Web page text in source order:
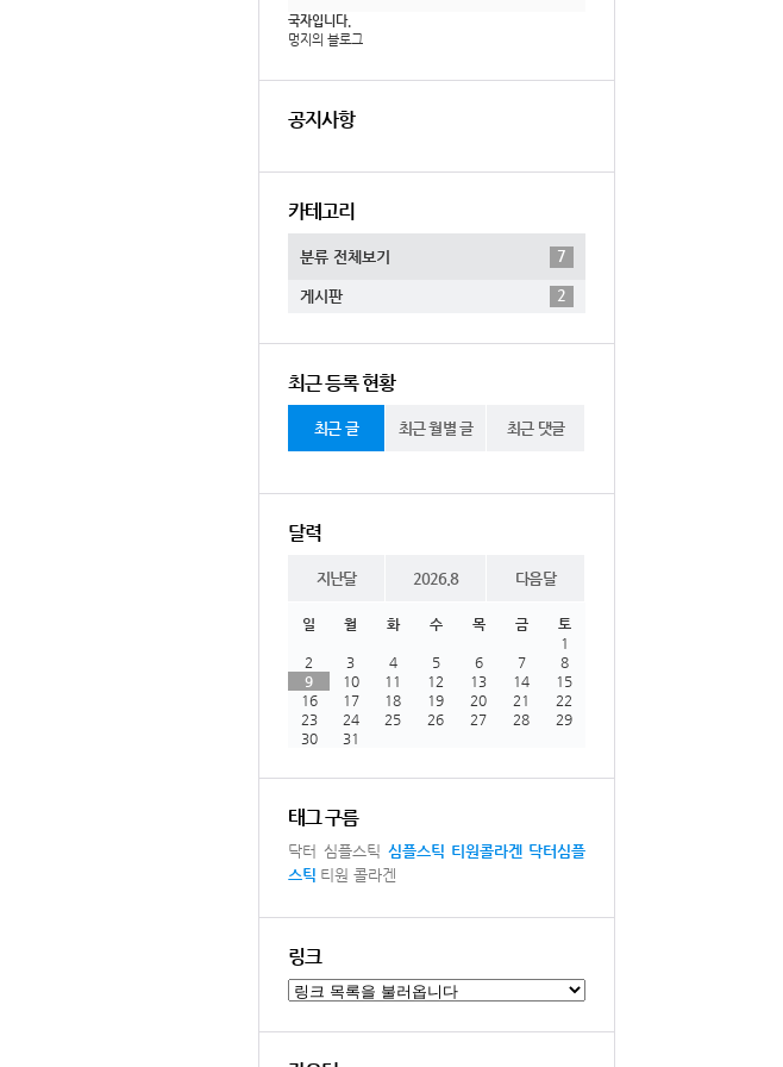
국자입니다.
멍지의 블로그
공지사항
카테고리
분류 전체보기 7
게시판 2
최근 등록 현황
최근 글 최근 월별 글 최근 댓글
달력
지난달 2026.8 다음달
일 월 화 수 목 금
토
1
2
3 4 5 6 7
8
9
10 11 12 13 14
15
16
17 18 19 20 21
22
23
24 25 26 27 28
29
30
31
태그 구름
닥터 심플스틱 심플스틱 티원콜라겐 닥터심플
스틱 티원 콜라겐
링크